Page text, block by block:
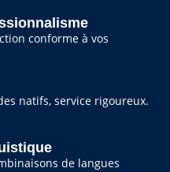
conforme à vos
natifs, service rigoureux.
de langues